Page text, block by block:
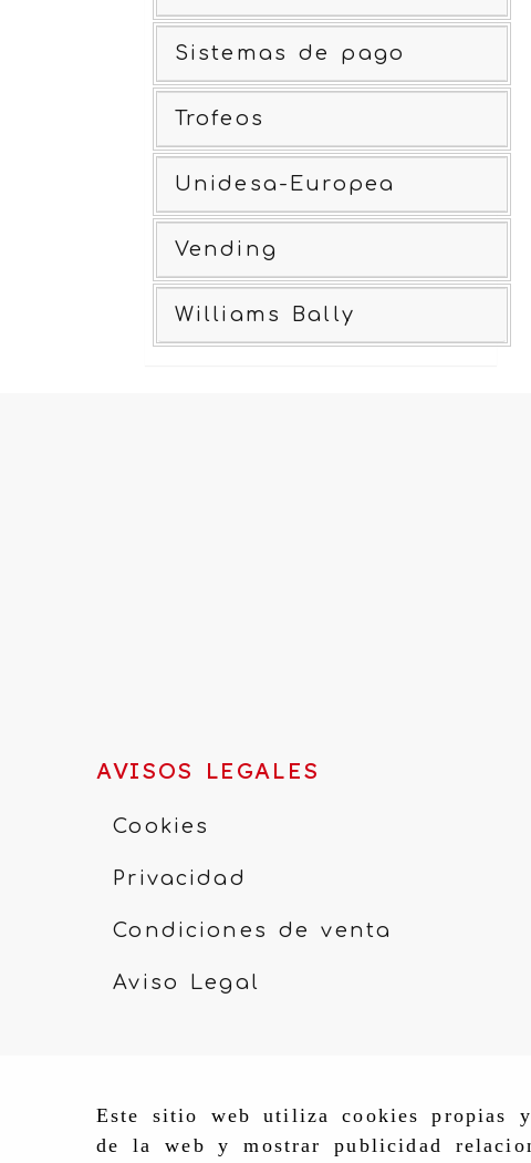
Este sitio web utiliza cookies propias
de la web y mostrar publicidad
Sistemas de pago
Trofeos
Unidesa-Europea
Vending
Williams Bally
AVISOS LEGALES
Cookies
Privacidad
Condiciones de venta
Aviso Legal